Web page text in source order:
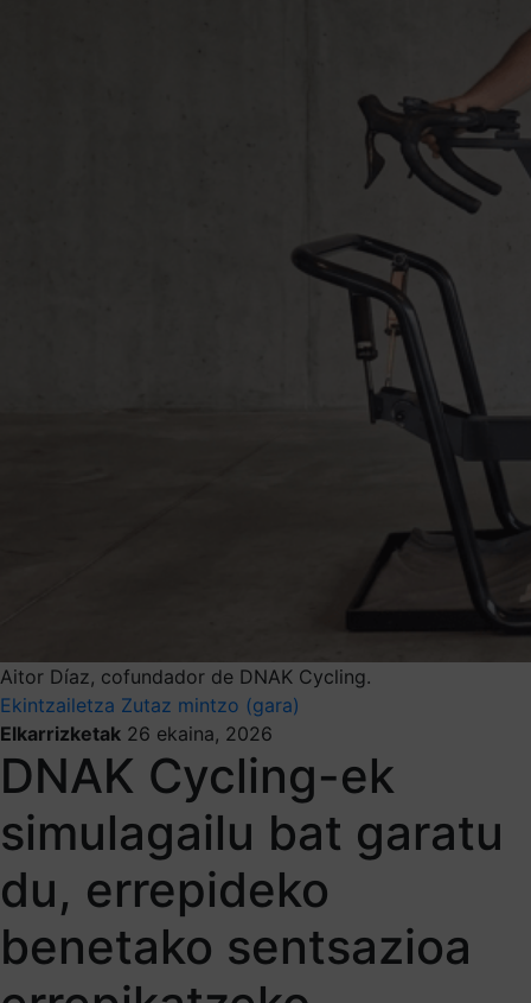
Aitor Díaz, cofundador de DNAK Cycling.
Ekintzailetza Zutaz mintzo (gara)
Elkarrizketak 26 ekaina, 2026
DNAK Cycling-ek
simulagailu bat garatu
du, errepideko
benetako sentsazioa